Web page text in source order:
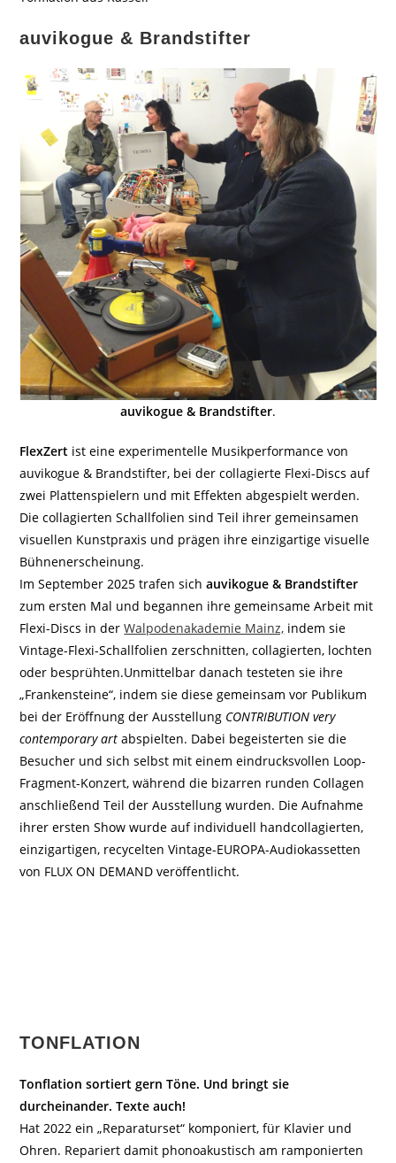
auvikogue & Brandstifter
auvikogue & Brandstifter.
FlexZert ist eine experimentelle Musikperformance von
auvikogue & Brandstifter, bei der collagierte Flexi-Discs auf
zwei Plattenspielern und mit Effekten abgespielt werden.
Die collagierten Schallfolien sind Teil ihrer gemeinsamen
visuellen Kunstpraxis und prägen ihre einzigartige visuelle
Bühnenerscheinung.
Im September 2025 trafen sich auvikogue & Brandstifter
zum ersten Mal und begannen ihre gemeinsame Arbeit mit
Flexi-Discs in derWalpodenakademie Mainz, indem sie
Vintage-Flexi-Schallfolien zerschnitten, collagierten, lochten
oder besprühten.Unmittelbar danach testeten sie ihre
„Frankensteine“, indem sie diese gemeinsam vor Publikum
bei der Eröffnung der Ausstellung CONTRIBUTION very
contemporary art abspielten. Dabei begeisterten sie die
Besucher und sich selbst mit einem eindrucksvollen Loop-
Fragment-Konzert, während die bizarren runden Collagen
anschließend Teil der Ausstellung wurden. Die Aufnahme
ihrer ersten Show wurde auf individuell handcollagierten,
einzigartigen, recycelten Vintage-EUROPA-Audiokassetten
von FLUX ON DEMAND veröffentlicht.
TONFLATION
Tonflation sortiert gern Töne. Und bringt sie
durcheinander. Texte auch!
Hat 2022 ein „Reparaturset“ komponiert, für Klavier und
Ohren. Repariert damit phonoakustisch am ramponierten